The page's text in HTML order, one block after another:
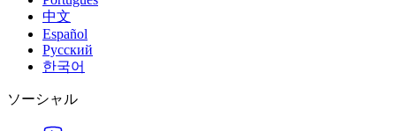
中文
Español
Русский
한국어
ソーシャル